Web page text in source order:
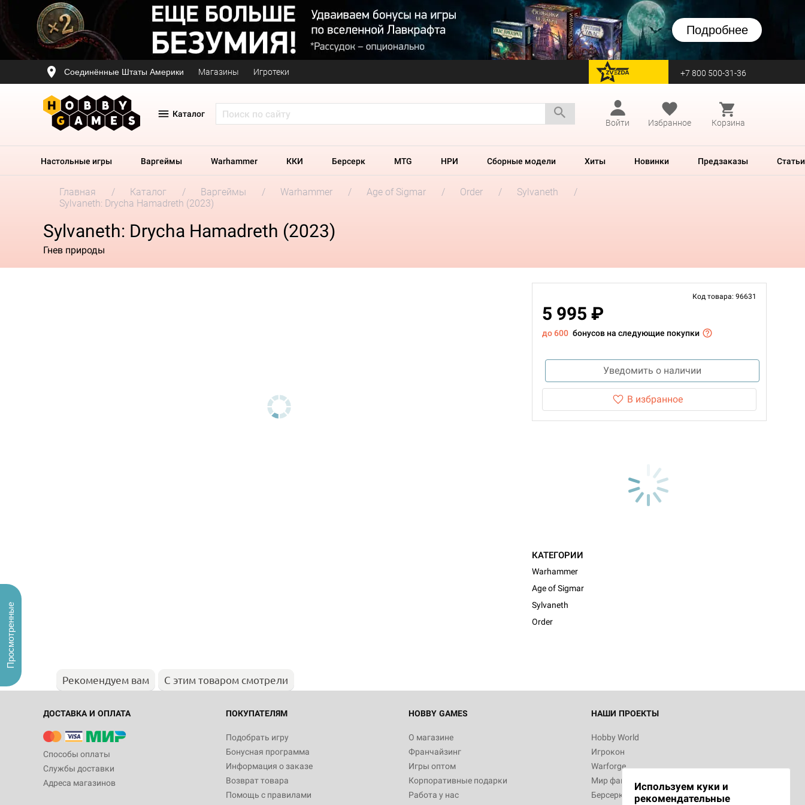
Подробнее
Соединённые Штаты Америки Магазины Игротеки перейти на Zvezda +7 800 500-31-36
Каталог
Войти
Избранное Корзина
Настольные игры Варгеймы Warhammer ККИ Берсерк MTG НРИ Сборные модели Хиты Новинки Предзаказы Статьи
Главная Каталог Варгеймы Warhammer Age of Sigmar Order
Sylvaneth
Sylvaneth: Drycha Hamadreth (2023)
Sylvaneth: Drycha Hamadreth (2023)
Гнев природы
Код товара: 96631
5 995 ₽
до 600 бонусов на следующие покупки
Уведомить о наличии
В избранное
КАТЕГОРИИ
Warhammer
Age of Sigmar
Sylvaneth
Order
Рекомендуем вам С этим товаром смотрели
ДОСТАВКА И ОПЛАТА
Способы оплаты
Службы доставки
Адреса магазинов
ПОКУПАТЕЛЯМ
Подобрать игру
Бонусная программа
Информация о заказе
Возврат товара
Помощь с правилами
HOBBY GAMES
О магазине
Франчайзинг
Игры оптом
Корпоративные подарки
Работа у нас
НАШИ ПРОЕКТЫ
Hobby World
Игрокон
Warforge
Мир фантастики
Берсерк
Используем куки и
рекомендательные
Просмотренные
Настольная игра Hobby World Журнал
"Мир фантастики. Спецвыпуск: Братья
империи: Боевая тревога
799
Настольная игра Hobby World Сумерки
империи. Четвёртая редакция: Грозовой
Рубеж
12 990